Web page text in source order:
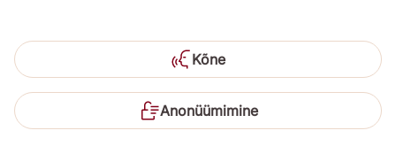
Kõne
Anonüümimine